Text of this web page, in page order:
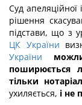
Суд апеляційної
рішення
підстави, що з
ЦК України
України
поширюється
тільки
ухиляється, і не